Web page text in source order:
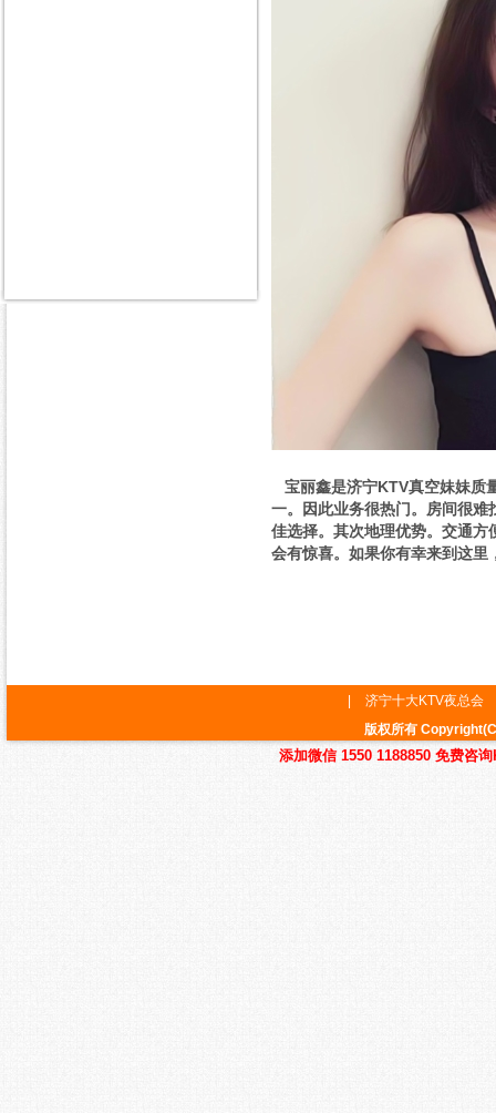
宝丽鑫是济宁KTV真空妹妹质
一。因此业务很热门。房间很
佳选择。其次地理优势。交通
会有惊喜。如果你有幸来到这里
济宁十大KTV夜总会
版权所有
添加微信 1550 1188850 免费咨